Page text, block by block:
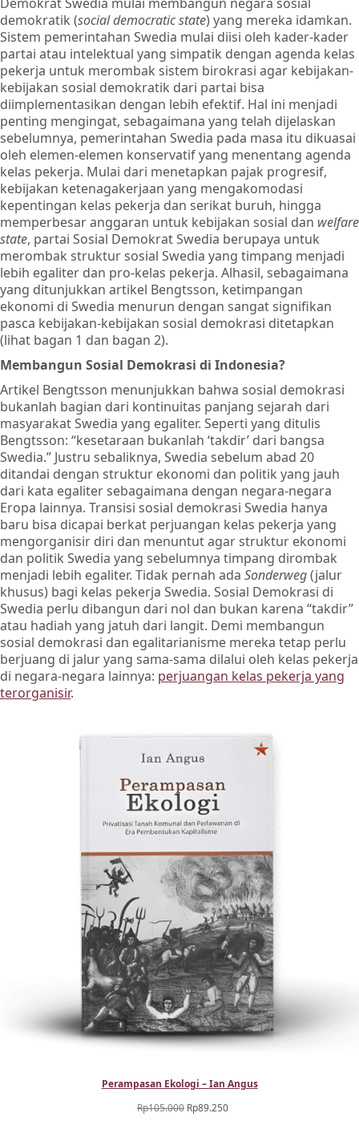
demokratik (social democratic state) yang mereka idamkan.
Sistem pemerintahan Swedia mulai diisi oleh kader-kader
partai atau intelektual yang simpatik dengan agenda kelas
pekerja untuk merombak sistem birokrasi agar kebijakan-
kebijakan sosial demokratik dari partai bisa
diimplementasikan dengan lebih efektif. Hal ini menjadi
penting mengingat, sebagaimana yang telah dijelaskan
sebelumnya, pemerintahan Swedia pada masa itu dikuasai
oleh elemen-elemen konservatif yang menentang agenda
kelas pekerja. Mulai dari menetapkan pajak progresif,
kebijakan ketenagakerjaan yang mengakomodasi
kepentingan kelas pekerja dan serikat buruh, hingga
memperbesar anggaran untuk kebijakan sosial dan welfare
state, partai Sosial Demokrat Swedia berupaya untuk
merombak struktur sosial Swedia yang timpang menjadi
lebih egaliter dan pro-kelas pekerja. Alhasil, sebagaimana
yang ditunjukkan artikel Bengtsson, ketimpangan
ekonomi di Swedia menurun dengan sangat signifikan
pasca kebijakan-kebijakan sosial demokrasi ditetapkan
(lihat bagan 1 dan bagan 2).
Membangun Sosial Demokrasi di Indonesia?
Artikel Bengtsson menunjukkan bahwa sosial demokrasi
bukanlah bagian dari kontinuitas panjang sejarah dari
masyarakat Swedia yang egaliter. Seperti yang ditulis
Bengtsson: “kesetaraan bukanlah ‘takdir’ dari bangsa
Swedia.” Justru sebaliknya, Swedia sebelum abad 20
ditandai dengan struktur ekonomi dan politik yang jauh
dari kata egaliter sebagaimana dengan negara-negara
Eropa lainnya. Transisi sosial demokrasi Swedia hanya
baru bisa dicapai berkat perjuangan kelas pekerja yang
mengorganisir diri dan menuntut agar struktur ekonomi
dan politik Swedia yang sebelumnya timpang dirombak
menjadi lebih egaliter. Tidak pernah ada Sonderweg(jalur
khusus) bagi kelas pekerja Swedia. Sosial Demokrasi di
Swedia perlu dibangun dari nol dan bukan karena “takdir”
atau hadiah yang jatuh dari langit. Demi membangun
sosial demokrasi dan egalitarianisme mereka tetap perlu
berjuang di jalur yang sama-sama dilalui oleh kelas pekerja
di negara-negara lainnya: perjuangan kelas pekerja yang
terorganisir.
Perampasan Ekologi – Ian Angus
Rp105.000 Harga
Rp89.250Harga